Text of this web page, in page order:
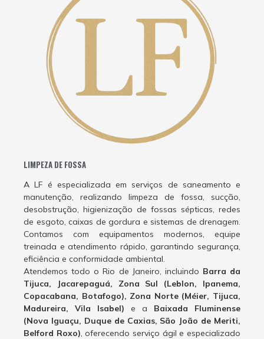
LIMPEZA DE FOSSA
A LF é especializada em serviços de saneamento e
manutenção, realizando limpeza de fossa, sucção,
desobstrução, higienização de fossas sépticas, redes
de esgoto, caixas de gordura e sistemas de drenagem.
Contamos com equipamentos modernos, equipe
treinada e atendimento rápido, garantindo segurança,
eficiência e conformidade ambiental.
Atendemos todo o Rio de Janeiro, incluindo Barra da
Tijuca, Jacarepaguá, Zona Sul (Leblon, Ipanema,
Copacabana, Botafogo), Zona Norte (Méier, Tijuca,
Madureira, Vila Isabel) e a Baixada Fluminense
(Nova Iguaçu, Duque de Caxias, São João de Meriti,
Belford Roxo), oferecendo serviço ágil e especializado